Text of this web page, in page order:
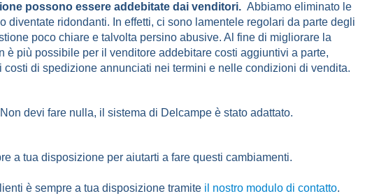
possono essere addebitate dai venditori. Abbiamo eliminato le
diventate ridondanti. In effetti, ci sono lamentele regolari da parte degli
poco chiare e talvolta persino abusive. Al fine di migliorare la
è più possibile per il venditore addebitare costi aggiuntivi a parte,
costi di spedizione annunciati nei termini e nelle condizioni di vendita.
devi fare nulla, il sistema di Delcampe è stato adattato.
a tua disposizione per aiutarti a fare questi cambiamenti.
è sempre a tua disposizione tramite il nostro modulo di contatto.